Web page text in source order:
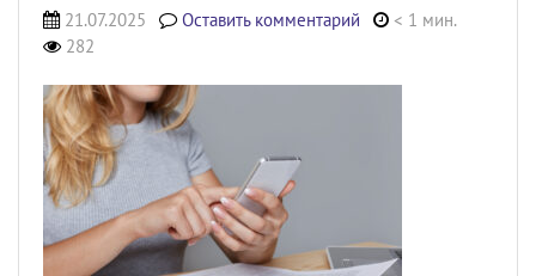
21.07.2025 Оставить комментарий
< 1 мин.
282